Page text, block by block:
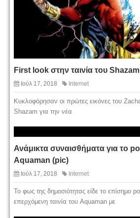
First look στην ταινία του
Ιούλ 17, 2018 Internet
Κυκλοφόρησαν οι πρώτες εικόνες του
Shazam για την νέα
Ανάμικτα συναισθήματα για το
Aquaman (pic)
Ιούλ 17, 2018 Internet
To φως της δημοσιότητας είδε το επίσημο
επερχόμενη ταινία του Aquaman με